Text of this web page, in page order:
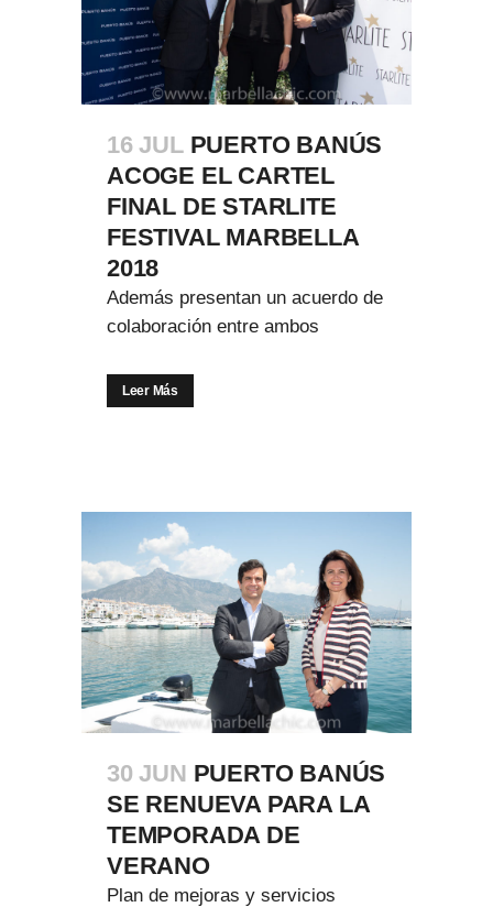
16 JUL PUERTO BANÚS
ACOGE EL CARTEL
FINAL DE STARLITE
FESTIVAL MARBELLA
2018
Además presentan un acuerdo de
colaboración entre ambos
Leer Más
30 JUN PUERTO BANÚS
SE RENUEVA PARA LA
TEMPORADA DE
VERANO
Plan de mejoras y servicios